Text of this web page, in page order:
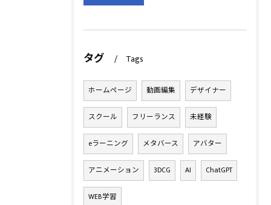
タグ Tags
ホームページ 動画編集 デザイナー
スクール フリーランス 未経験
eラーニング メタバース アバター
アニメーション 3DCG AI ChatGPT
WEB学習